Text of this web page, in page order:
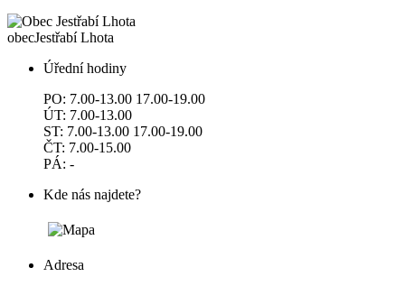
obecJestřabí Lhota
Úřední hodiny
PO: 7.00-13.00 17.00-19.00
ÚT: 7.00-13.00
ST: 7.00-13.00 17.00-19.00
ČT: 7.00-15.00
PÁ: -
Kde nás najdete?
Adresa